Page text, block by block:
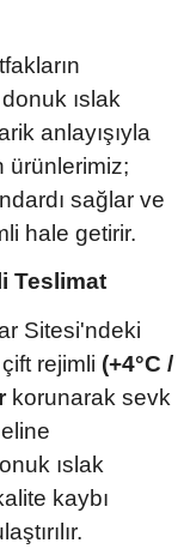
ıslak
anlayışıyla
ürünlerimiz;
sağlar ve
hale getirir.
Teslimat
Sitesi'ndeki
rejimli (+4°C /
korunarak sevk
ıslak
kaybı